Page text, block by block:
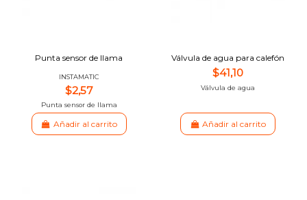
Punta sensor de llama
INSTAMATIC
$2,57
Punta sensor de llama
Añadir al carrito
Válvula de agua para calefón
$41,10
Válvula de agua
Añadir al carrito